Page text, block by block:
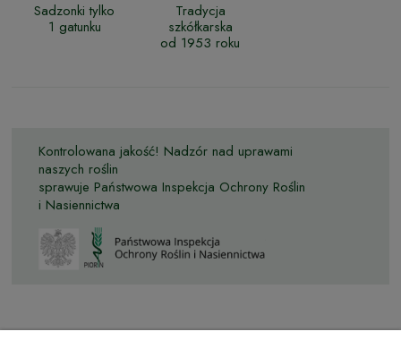
Sadzonki tylko
1 gatunku
Tradycja
szkółkarska
od 1953 roku
Kontrolowana jakość! Nadzór nad uprawami
naszych roślin
sprawuje Państwowa Inspekcja Ochrony Roślin
i Nasiennictwa